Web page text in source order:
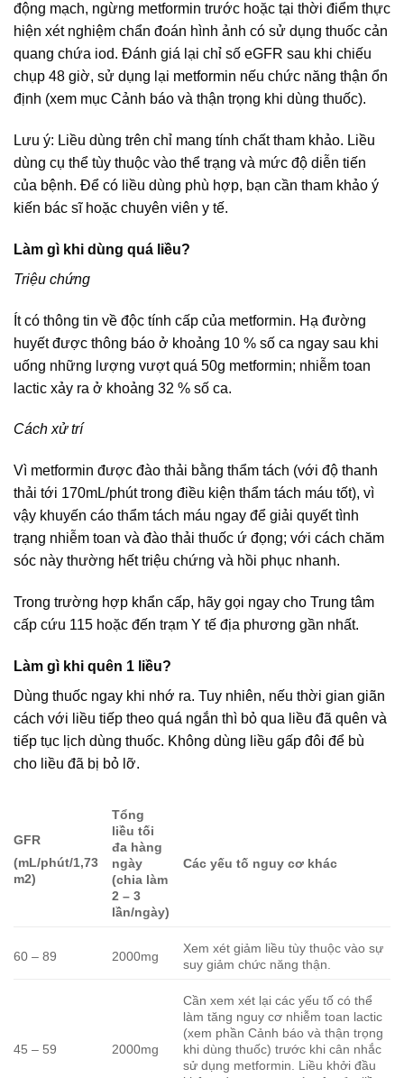
động mạch, ngừng metformin trước hoặc tại thời điểm thực
hiện xét nghiệm chẩn đoán hình ảnh có sử dụng thuốc cản
quang chứa iod. Đánh giá lại chỉ số eGFR sau khi chiếu
chụp 48 giờ, sử dụng lại metformin nếu chức năng thận ổn
định (xem mục Cảnh báo và thận trọng khi dùng thuốc).
Lưu ý: Liều dùng trên chỉ mang tính chất tham khảo. Liều
dùng cụ thể tùy thuộc vào thể trạng và mức độ diễn tiến
của bệnh. Để có liều dùng phù hợp, bạn cần tham khảo ý
kiến bác sĩ hoặc chuyên viên y tế.
Làm gì khi dùng quá liều?
Triệu chứng
Ít có thông tin về độc tính cấp của metformin. Hạ đường
huyết được thông báo ở khoảng 10 % số ca ngay sau khi
uống những lượng vượt quá 50g metformin; nhiễm toan
lactic xảy ra ở khoảng 32 % số ca.
Cách xử trí
Vì metformin được đào thải bằng thẩm tách (với độ thanh
thải tới 170mL/phút trong điều kiện thẩm tách máu tốt), vì
vậy khuyến cáo thẩm tách máu ngay để giải quyết tình
trạng nhiễm toan và đào thải thuốc ứ đọng; với cách chăm
sóc này thường hết triệu chứng và hồi phục nhanh.
Trong trường hợp khẩn cấp, hãy gọi ngay cho Trung tâm
cấp cứu 115 hoặc đến trạm Y tế địa phương gần nhất.
Làm gì khi quên 1 liều?
Dùng thuốc ngay khi nhớ ra. Tuy nhiên, nếu thời gian giãn
cách với liều tiếp theo quá ngắn thì bỏ qua liều đã quên và
tiếp tục lịch dùng thuốc. Không dùng liều gấp đôi để bù
cho liều đã bị bỏ lỡ.
GFR
(mL/phút/1,73
m2)
Tổng
liều tối
đa hàng
ngày
(chia làm
2 – 3
lần/ngày)
Các yếu tố nguy cơ khác
60 – 89 2000mg
Xem xét giảm liều tùy thuộc vào sự
suy giảm chức năng thận.
45 – 59 2000mg
Cần xem xét lại các yếu tố có thể
làm tăng nguy cơ nhiễm toan lactic
(xem phần Cảnh báo và thận trọng
khi dùng thuốc) trước khi cân nhắc
sử dụng metformin. Liều khởi đầu